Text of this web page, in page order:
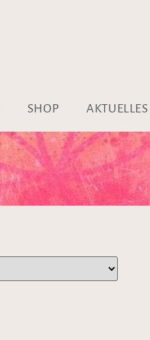
SHOP AKTUELLES